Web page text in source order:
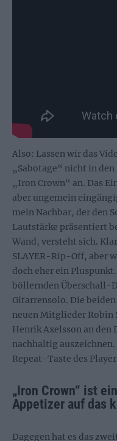
Also: Lassen wir das
„Sabotage“ nicht in
„Iron Crown“ an. Das
aber ungemein
mein Nachbar, der den
Lautstärke präsentiert
Wand, versteht sich.
SLAYER-Rip-Off, aber
doch eher ein
böllernden Überschall-
Gitarrensolo. Die
neuen Mitglieder Robin
Henrik Axelsson an den
nachhaltig
Repeat-Taste des
„Iron Crown“ ist
Appetizer auf das
Dagegen hat es das